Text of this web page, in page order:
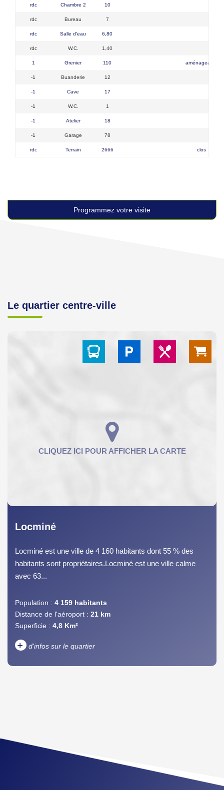
rdc Chambre 2 10
rdc Bureau 7
rdc Salle d'eau 6,80
rdc W.C. 1,40
1 Grenier 110 aménageable
-1 Buanderie 12
-1 Cave 17
-1 W.C. 1
-1 Atelier 18
-1 Garage 78
rdc Terrain 2666 clos
Programmez votre visite
Le quartier centre-ville
Locminé
Locminé est une ville de 4 160 habitants dont 55 % des
habitants sont propriétaires.Locminé est une ville calme
avec 63...
Population : 4 159 habitants
Distance de l'aéroport : 21 km
Superficie : 4,8 Km²
+ d'infos sur le quartier
TAUX DE PROPRIÉTAIRES
PART DES MÉNAGES SANS